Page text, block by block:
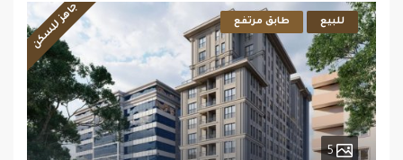
للبيع طابق مرتفع جاهز للسكن
5